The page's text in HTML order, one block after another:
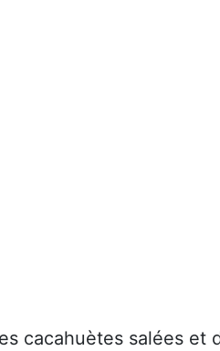
cacahuètes salées et